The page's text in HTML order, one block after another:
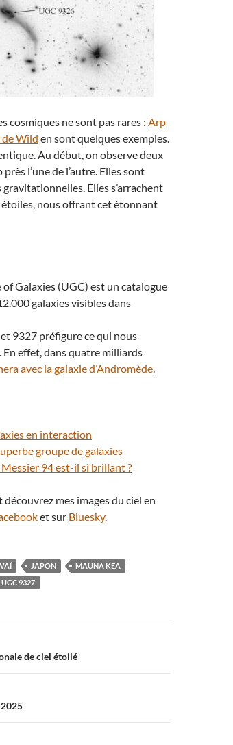
cosmiques ne sont pas rares : Arp
Wild en sont quelques exemples.
Au début, on observe deux
l’une de l’autre. Elles sont
Elles s’arrachent
nous offrant cet étonnant
Galaxies (UGC) est un catalogue
galaxies visibles dans
9327 préfigure ce qui nous
effet, dans quatre milliards
avec la galaxie d’Andromède.
en interaction
groupe de galaxies
94 est-il si brillant ?
mes images du ciel en
et sur Bluesky.
JAPON
MAUNA KEA
UGC 9327
de ciel étoilé